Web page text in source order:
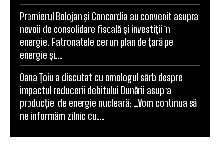
Premierul Bolojan și Concordia au convenit asupra
nevoii de consolidare fiscală și investiții în
energie. Patronatele cer un plan de țară pe
energie și...
Oana Țoiu a discutat cu omologul sârb despre
impactul reducerii debitului Dunării asupra
producției de energie nucleară: „Vom continua să
ne informăm zilnic cu...